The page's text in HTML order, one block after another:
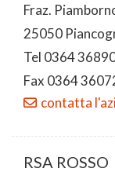
Fraz.
25050
Tel 0364
Fax 0364
contatta
RSA ROSSO